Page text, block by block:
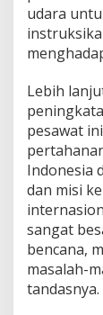
udara
Lebih
pesawat
Indonesia
dan misi
sangat
bencana,
masalah-
tandasnya.